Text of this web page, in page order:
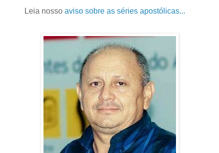
Leia nosso aviso sobre as séries apostólicas...